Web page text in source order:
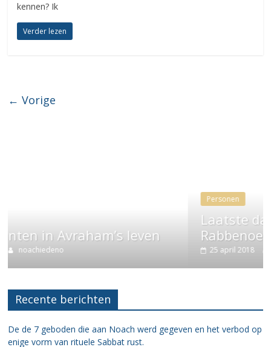
kennen? Ik
Verder lezen
← Vorige
Laatste dagen en daden van Mosje
Rabbenoe
25 april 2018
Recente berichten
De de 7 geboden die aan Noach werd gegeven en het verbod op
enige vorm van rituele Sabbat rust.